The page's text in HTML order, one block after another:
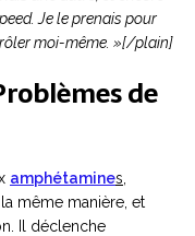
Je le prenais pour
moi-même. »[/plain]
de
amphétamines
même manière, et
Il déclenche